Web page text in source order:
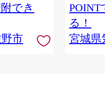
でき
市
POINT
る！
宮城県